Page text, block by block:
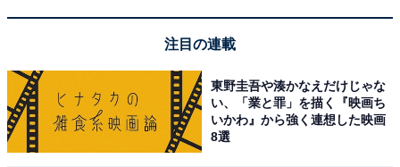
注目の連載
東野圭吾や湊かなえだけじゃな
い、「業と罪」を描く『映画ち
いかわ』から強く連想した映画
8選